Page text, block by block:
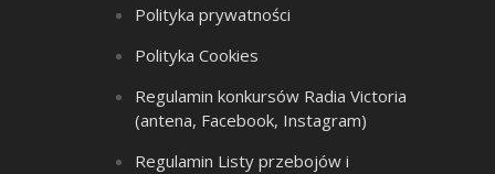
Polityka prywatności
Polityka Cookies
Regulamin konkursów Radia Victoria
(antena, Facebook, Instagram)
Regulamin Listy przebojów i